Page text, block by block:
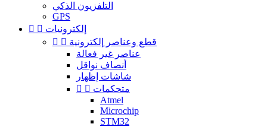
التلفزيون الذكي
GPS
  إلكترونيات
  قطع وعناصر إلكترونية
عناصر غير فعالة
أنصاف نواقل
شاشات إظهار
  متحكمات
Atmel
Microchip
STM32